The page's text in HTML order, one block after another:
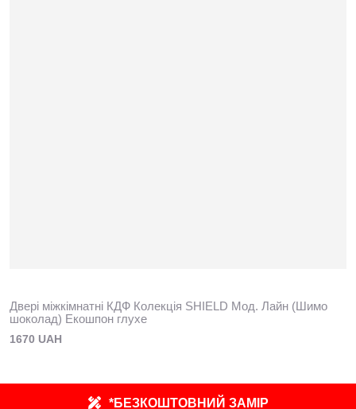
Двері міжкімнатні КДФ Колекція SHIELD Мод. Лайн (Шимо
шоколад) Екошпон глухе
1670 UAH
*БЕЗКОШТОВНИЙ ЗАМІР